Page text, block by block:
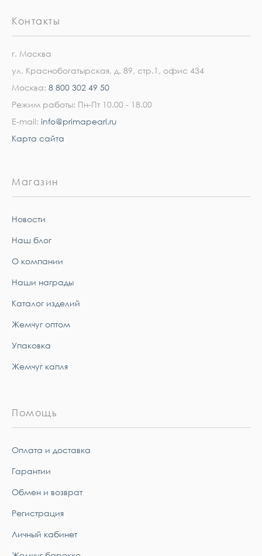
Контакты
г. Москва
ул. Краснобогатырская, д. 89, стр.1, офис 434
Москва: 8 800 302 49 50
Режим работы: Пн-Пт 10.00 - 18.00
E-mail: info@primapearl.ru
Карта сайта
Магазин
Новости
Наш блог
О компании
Наши награды
Каталог изделий
Жемчуг оптом
Упаковка
Жемчуг капля
Помощь
Оплата и доставка
Гарантии
Обмен и возврат
Регистрация
Личный кабинет